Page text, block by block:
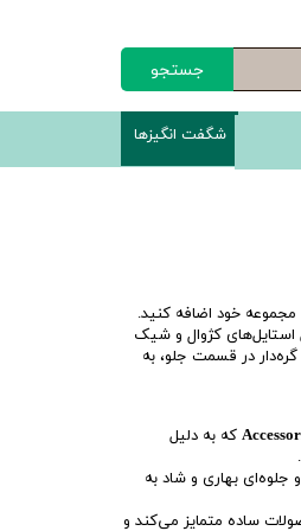
جستجو
شگفت انگیزها
خود اضافه کنید.
استایل‌های کژوال و شیک
در قسمت جلو، به
که به دلیل
بهاری و شاد به
ساده متمایز می‌کند و